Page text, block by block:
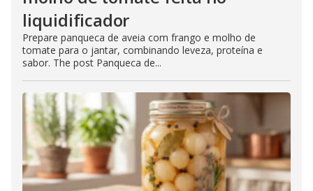
liquidificador
Prepare panqueca de aveia com frango e molho de
tomate para o jantar, combinando leveza, proteína e
sabor. The post Panqueca de...